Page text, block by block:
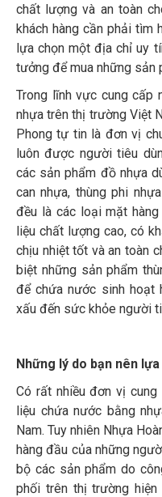
chất lượng và an toàn
khách hàng cần phải tìm
lựa chọn một địa chỉ uy
tưởng để mua những sản
Trong lĩnh vực cung cấp
nhựa trên thị trường Việt
Phong tự tin là đơn vị
luôn được người tiêu
các sản phẩm đồ nhựa
can nhựa, thùng phi
đều là các loại mặt
liệu chất lượng cao, có
chịu nhiệt tốt và an toàn
biệt những sản phẩm
để chứa nước sinh hoạt
xấu đến sức khỏe người
Những lý do bạn nên
Có rất nhiều đơn vị
liệu chứa nước bằng
Nam. Tuy nhiên Nhựa
hàng đầu của những
bộ các sản phẩm do
phối trên thị trường